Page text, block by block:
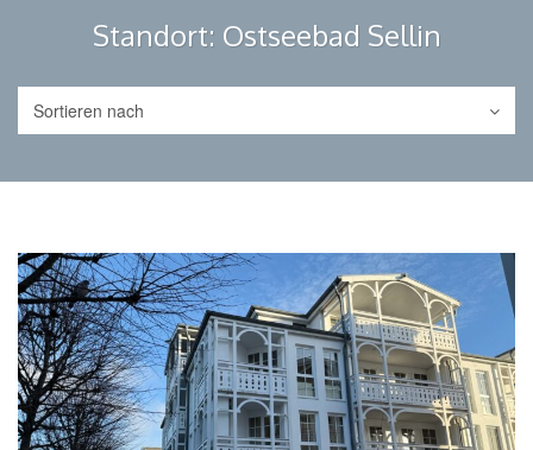
Standort: Ostseebad Sellin
Sortieren nach